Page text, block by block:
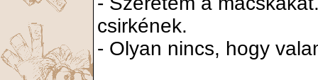
csirkének.
- Olyan nincs, hogy